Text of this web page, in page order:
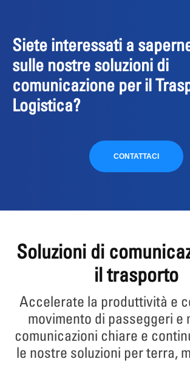
Siete interessati a
sulle nostre soluzioni di
comunicazione per il
Logistica?
CONTATTACI
Soluzioni di
il trasporto
Accelerate la produttività e
movimento di passeggeri e
comunicazioni chiare e
le nostre soluzioni per terra,